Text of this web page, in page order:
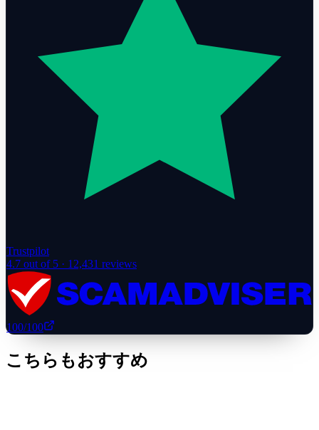
Trustpilot
4.7 out of 5 · 12,431 reviews
100/100
こちらもおすすめ